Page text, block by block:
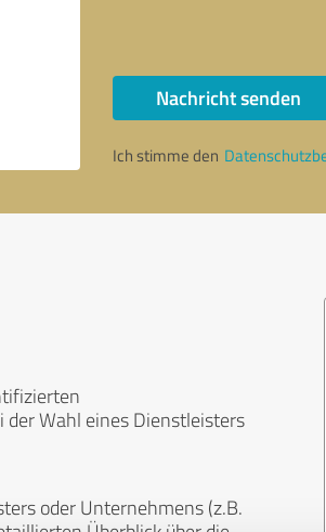
Nachricht senden
Ich stimme den
Wahl eines Dienstleisters
oder Unternehmens (z.B.